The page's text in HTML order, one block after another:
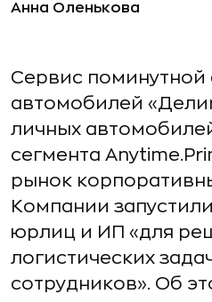
Анна Оленькова
Сервис поминутной
автомобилей
личных
сегмента
рынок
Компании запустили
юрлиц и ИП «для
логистических
сотрудников». Об